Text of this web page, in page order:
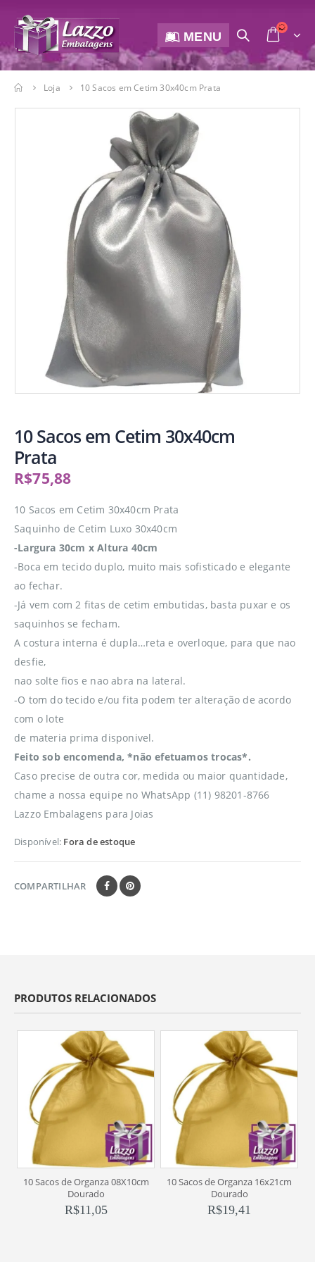
MENU
Loja 10 Sacos em Cetim 30x40cm Prata
10 Sacos em Cetim 30x40cm
Prata
R$75,88
10 Sacos em Cetim 30x40cm Prata
Saquinho de Cetim Luxo 30x40cm
-Largura 30cm x Altura 40cm
-Boca em tecido duplo, muito mais sofisticado e elegante
ao fechar.
-Já vem com 2 fitas de cetim embutidas, basta puxar e os
saquinhos se fecham.
A costura interna é dupla…reta e overloque, para que nao
desfie,
nao solte fios e nao abra na lateral.
-O tom do tecido e/ou fita podem ter alteração de acordo
com o lote
de materia prima disponivel.
Feito sob encomenda, *não efetuamos trocas*.
Caso precise de outra cor, medida ou maior quantidade,
chame a nossa equipe no WhatsApp (11) 98201-8766
Lazzo Embalagens para Joias
Disponível: Fora de estoque
COMPARTILHAR
PRODUTOS RELACIONADOS
10 Sacos de Organza 08X10cm
Dourado
R$11,05
10 Sacos de Organza 16x21cm
Dourado
R$19,41